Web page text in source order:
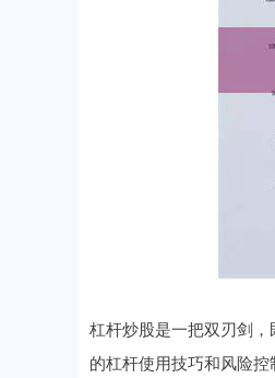
杠杆炒股是一把双刃剑
的杠杆使用技巧和风险